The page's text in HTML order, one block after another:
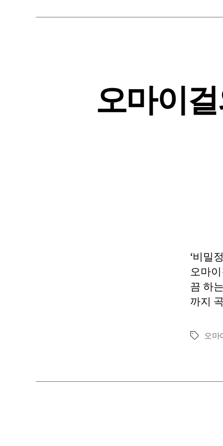
오마이걸
‘비밀
오마
끔 하
까지
Tags오마